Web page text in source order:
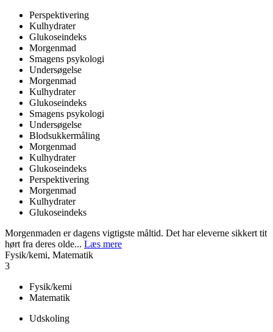
Perspektivering
Kulhydrater
Glukoseindeks
Morgenmad
Smagens psykologi
Undersøgelse
Morgenmad
Kulhydrater
Glukoseindeks
Smagens psykologi
Undersøgelse
Blodsukkermåling
Morgenmad
Kulhydrater
Glukoseindeks
Perspektivering
Morgenmad
Kulhydrater
Glukoseindeks
Morgenmaden er dagens vigtigste måltid. Det har eleverne sikkert tit
hørt fra deres olde... Læs mere
Fysik/kemi, Matematik
3
Fysik/kemi
Matematik
Udskoling